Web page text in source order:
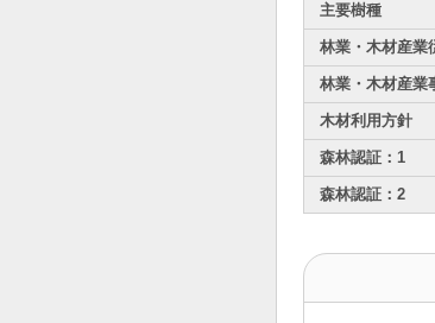
主要樹種
林業・木材産業
林業・木材産業
木材利用方針
森林認証：1
森林認証：2